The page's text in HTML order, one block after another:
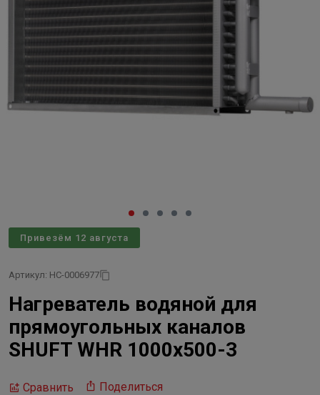
Привезём 12 августа
Артикул: НС-0006977
Нагреватель водяной для
прямоугольных каналов
SHUFT WHR 1000x500-3
Сравнить Поделиться